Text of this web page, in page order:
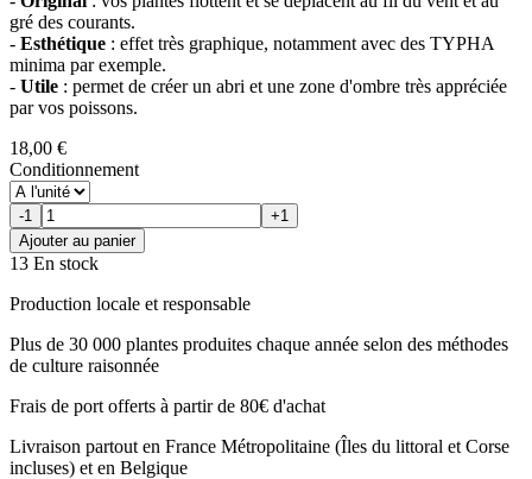
gré des courants.
- Esthétique : effet très graphique, notamment avec des TYPHA
minima par exemple.
- Utile : permet de créer un abri et une zone d'ombre très appréciée
par vos poissons.
18,00 €
Conditionnement
-1
+1
Ajouter au panier
13 En stock
Production locale et responsable
Plus de 30 000 plantes produites chaque année selon des méthodes
de culture raisonnée
Frais de port offerts à partir de 80€ d'achat
Livraison partout en France Métropolitaine (Îles du littoral et Corse
incluses) et en Belgique